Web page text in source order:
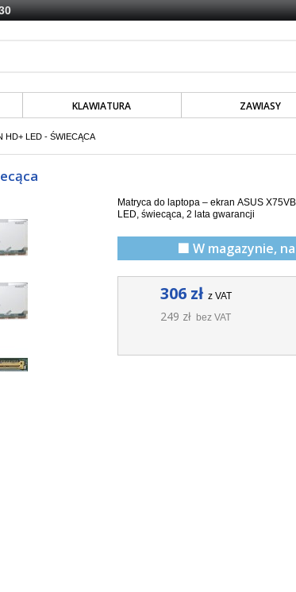
KLAWIATURA ZAWIASY
HD+ LED - ŚWIECĄCA
Matryca do laptopa – ekran ASUS
LED, świecąca, 2 lata gwarancji
🟩 W magazynie,
306 zł z VAT
249 zł bez VAT